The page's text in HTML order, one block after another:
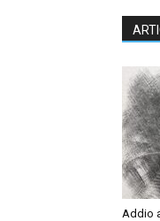
Addio